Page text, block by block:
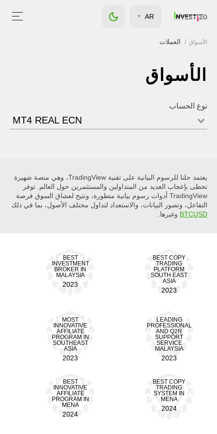
AR
الأسواق العملات
الأسواق
نوع الحساب
MT4 REAL ECN
يعتمد حلنا للرسوم البيانية على تقنية TradingView، وهي منصة شهيرة
تحظى بإعجاب العديد من المتداولين والمستثمرين حول العالم. توفر
TradingView أدوات رسوم بيانية متطورة، وتتيح لعشاق السوق فرصة
التفاعل، وتصور البيانات، والاستعداد لتداول مختلف الأصول، بما في ذلك
BTCUSD وغيرها.
BEST COPY
TRADING
PLATFORM
SOUTH EAST
ASIA
2023
BEST
INVESTMENT
BROKER IN
MALAYSIA
2023
LEADING
PROFESSIONAL
AND Q2R
SUPPORT
SERVICE
MALAYSIA
2023
MOST
INNOVATIVE
AFFILIATE
PROGRAM IN
SOUTHEAST
ASIA
2023
BEST COPY
TRADING
SYSTEM IN
MENA
2024
BEST
INNOVATIVE
AFFILIATE
PROGRAM IN
MENA
2024